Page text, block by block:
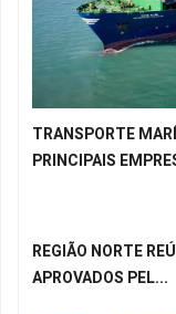
TRANSPORTE
PRINCIPAIS
REGIÃO NORTE
APROVADOS PEL...